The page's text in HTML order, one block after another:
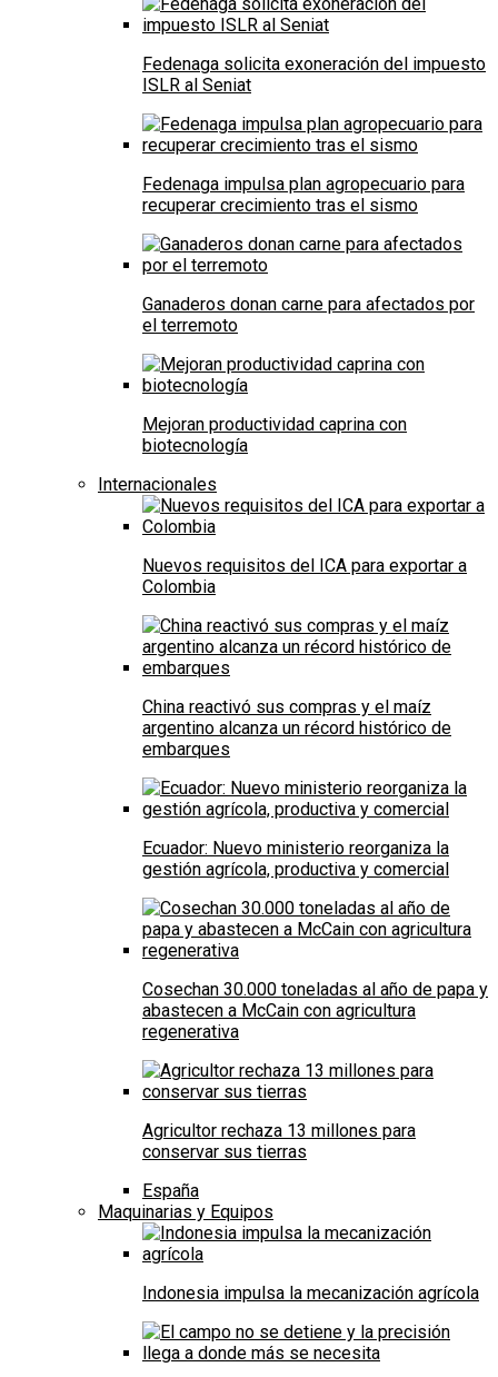
Fedenaga solicita exoneración del impuesto
ISLR al Seniat
Fedenaga impulsa plan agropecuario para
recuperar crecimiento tras el sismo
Ganaderos donan carne para afectados por
el terremoto
Mejoran productividad caprina con
biotecnología
Internacionales
Nuevos requisitos del ICA para exportar a
Colombia
China reactivó sus compras y el maíz
argentino alcanza un récord histórico de
embarques
Ecuador: Nuevo ministerio reorganiza la
gestión agrícola, productiva y comercial
Cosechan 30.000 toneladas al año de papa y
abastecen a McCain con agricultura
regenerativa
Agricultor rechaza 13 millones para
conservar sus tierras
España
Maquinarias y Equipos
Indonesia impulsa la mecanización agrícola